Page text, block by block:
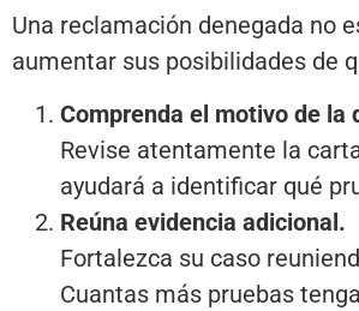
Una reclamación denegada no
aumentar sus posibilidades de
Comprenda el motivo de la
Revise atentamente la
ayudará a identificar qué
Reúna evidencia adicional.
Fortalezca su caso
Cuantas más pruebas